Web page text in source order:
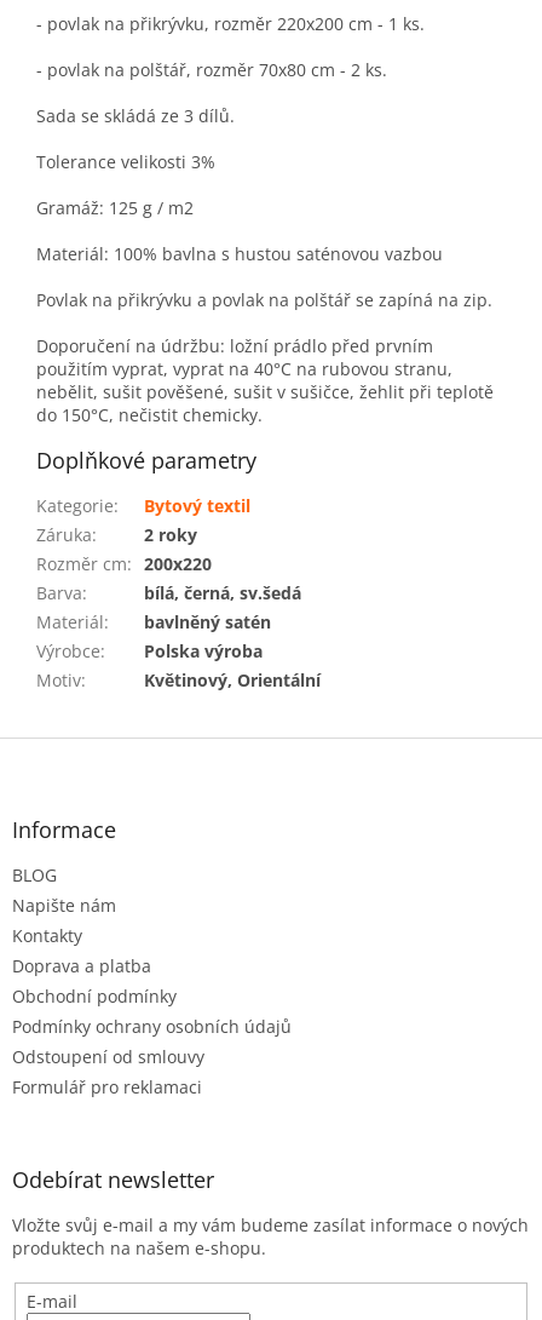
- povlak na přikrývku, rozměr 220x200 cm - 1 ks.
- povlak na polštář, rozměr 70x80 cm - 2 ks.
Sada se skládá ze 3 dílů.
Tolerance velikosti 3%
Gramáž: 125 g / m2
Materiál: 100% bavlna s hustou saténovou vazbou
Povlak na přikrývku a povlak na polštář se zapíná na zip.
Doporučení na údržbu: ložní prádlo před prvním
použitím vyprat, vyprat na 40°C na rubovou stranu,
nebělit, sušit pověšené, sušit v sušičce, žehlit při teplotě
do 150°C, nečistit chemicky.
Doplňkové parametry
Kategorie:
Bytový textil
Záruka:
2 roky
Rozměr cm: 200x220
Barva:
bílá, černá, sv.šedá
Materiál:
bavlněný satén
Výrobce:
Polska výroba
Motiv: Květinový, Orientální
Z
Informace
BLOG
Napište nám
Kontakty
Doprava a platba
Obchodní podmínky
Podmínky ochrany osobních údajů
Odstoupení od smlouvy
Formulář pro reklamaci
Odebírat newsletter
Vložte svůj e-mail a my vám budeme zasílat informace o nových
produktech na našem e-shopu.
E-mail